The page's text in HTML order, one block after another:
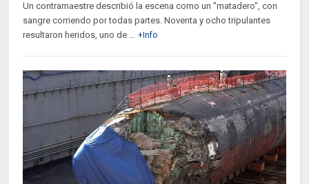
Un contramaestre describió la escena como un "matadero", con
sangre corriendo por todas partes. Noventa y ocho tripulantes
resultaron heridos, uno de ... +Info